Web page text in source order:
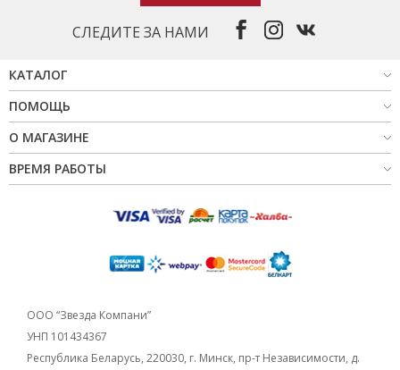
СЛЕДИТЕ ЗА НАМИ
КАТАЛОГ
ПОМОЩЬ
О МАГАЗИНЕ
ВРЕМЯ РАБОТЫ
ООО “Звезда Компани”
УНП 101434367
Республика Беларусь, 220030, г. Минск, пр-т Независимости, д.